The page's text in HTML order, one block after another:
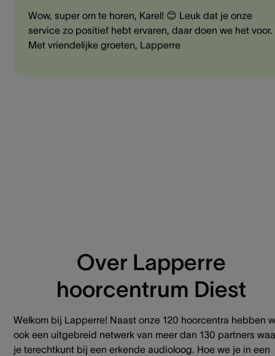
Wow, super om te horen, Karel! 😊 Leuk dat je onze
service zo positief hebt ervaren, daar doen we het voor.
Met vriendelijke groeten, Lapperre
Over Lapperre
hoorcentrum Diest
Welkom bij Lapperre! Naast onze 120 hoorcentra hebben
ook een uitgebreid netwerk van meer dan 130 partners
je terechtkunt bij een erkende audioloog. Hoe we je in een